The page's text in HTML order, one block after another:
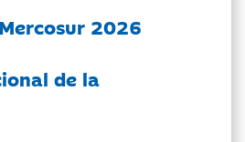
2026
de la